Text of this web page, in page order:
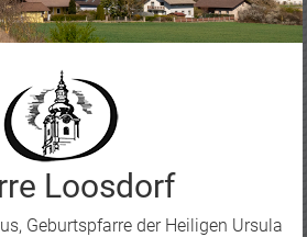
Loosdorf
Geburtspfarre der Heiligen Ursula